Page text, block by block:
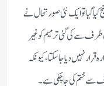
کیا گیا توایک نئی صورتحال نے
طرف سے کی گئی ترمیم کو غیر
قرار نہیں دیا جاسکتا، کیونکہ